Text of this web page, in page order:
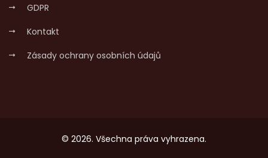
GDPR
Kontakt
Zásady ochrany osobních údajů
© 2026. Všechna práva vyhrazena.